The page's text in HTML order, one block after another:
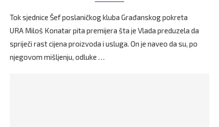
Tok sjednice Šef poslaničkog kluba Građanskog pokreta
URA Miloš Konatar pita premijera šta je Vlada preduzela da
spriječi rast cijena proizvoda i usluga. On je naveo da su, po
njegovom mišljenju, odluke …